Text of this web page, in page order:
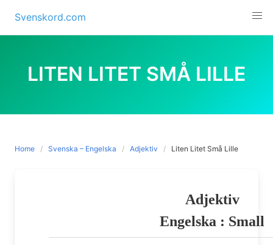
content
Svenskord.com
LITEN LITET SMÅ LILLE
Home Svenska – Engelska Adjektiv Liten Litet Små Lille
Adjektiv
Engelska : Small